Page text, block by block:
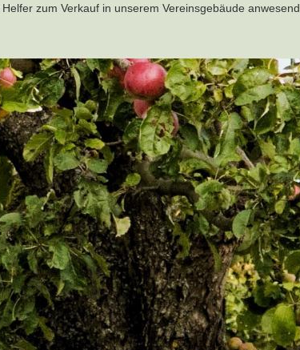
zum Verkauf in unserem Vereinsgebäude anwesend.